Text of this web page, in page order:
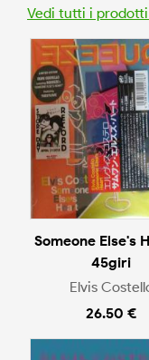
Vedi tutti i
Someone Else's
45giri
Elvis
26.50 €